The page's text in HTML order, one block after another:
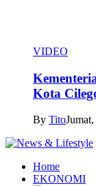
VIDEO
Kota
By Tito
Home
EKONOMI